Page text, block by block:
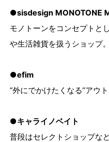
●sisdesign MONOTONE
モノトーンをコンセプトと
や生活雑貨を扱うショップ。
●efim
“外にでかけたくなる”アウト
●キャライノベイト
普段はセレクトショップな